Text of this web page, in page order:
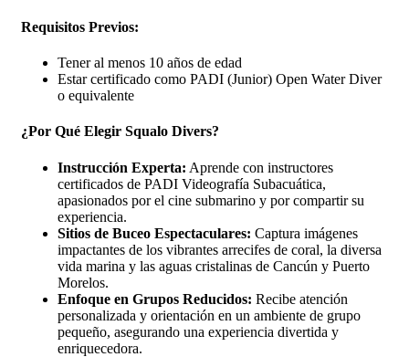
Requisitos Previos:
Tener al menos 10 años de edad
Estar certificado como PADI (Junior) Open Water Diver
o equivalente
¿Por Qué Elegir Squalo Divers?
Instrucción Experta: Aprende con instructores
certificados de PADI Videografía Subacuática,
apasionados por el cine submarino y por compartir su
experiencia.
Sitios de Buceo Espectaculares: Captura imágenes
impactantes de los vibrantes arrecifes de coral, la diversa
vida marina y las aguas cristalinas de Cancún y Puerto
Morelos.
Enfoque en Grupos Reducidos: Recibe atención
personalizada y orientación en un ambiente de grupo
pequeño, asegurando una experiencia divertida y
enriquecedora.